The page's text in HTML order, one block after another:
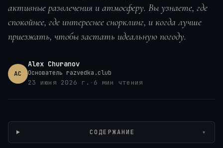
активные развлечения и атмосферу. Вы узнаете, где
спокойнее, где интереснее снорклинг, и когда лучше
приезжать, чтобы застать идеальную погоду.
AC
Alex Churanov
Основатель razvedka.club
23 июня 2026 г. · 6 мин чтения
СОДЕРЖАНИЕ ▾